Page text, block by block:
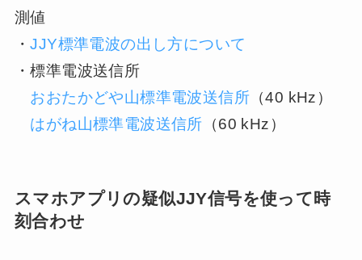
測値
・JJY標準電波の出し方について
・標準電波送信所
おおたかどや山標準電波送信所（40 kHz）
はがね山標準電波送信所 （60 kHz）
スマホアプリの疑似JJY信号を使って時
刻合わせ